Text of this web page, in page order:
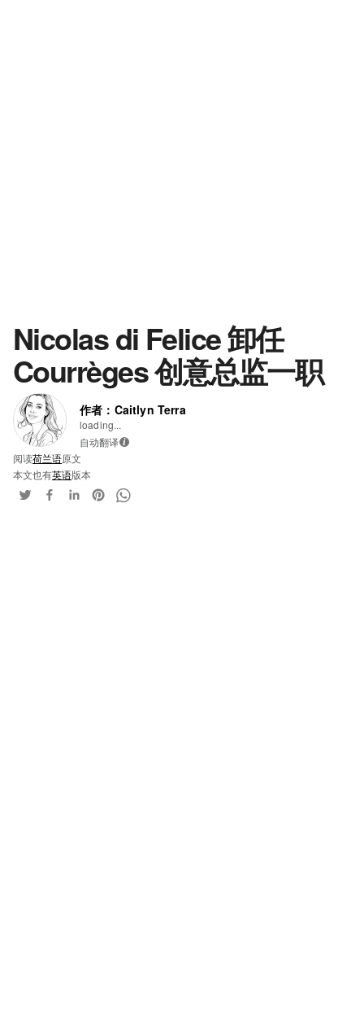
Nicolas di Felice 卸任
Courrèges 创意总监一职
作者：Caitlyn Terra
loading...
自动翻译 i
阅读荷兰语原文
本文也有英语版本